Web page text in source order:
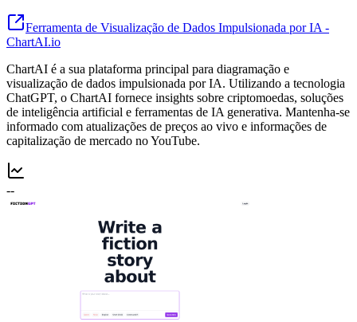
Ferramenta de Visualização de Dados Impulsionada por IA -
ChartAI.io
ChartAI é a sua plataforma principal para diagramação e
visualização de dados impulsionada por IA. Utilizando a tecnologia
ChatGPT, o ChartAI fornece insights sobre criptomoedas, soluções
de inteligência artificial e ferramentas de IA generativa. Mantenha-se
informado com atualizações de preços ao vivo e informações de
capitalização de mercado no YouTube.
--